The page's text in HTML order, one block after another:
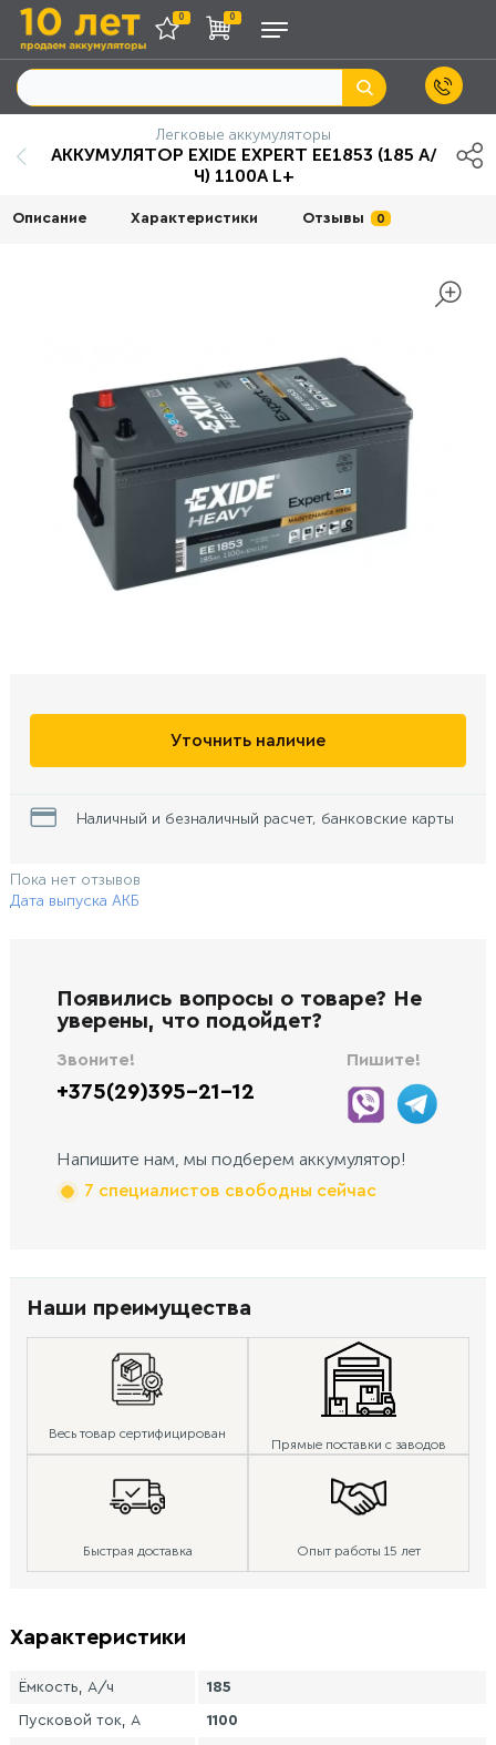
0 0
Легковые аккумуляторы
АККУМУЛЯТОР EXIDE EXPERT EE1853 (185 А/
Ч) 1100A L+
Описание Характеристики Отзывы 0
Уточнить наличие
Наличный и безналичный расчет, банковские карты
Пока нет отзывов
Дата выпуска АКБ
Появились вопросы о товаре? Не
уверены, что подойдет?
Звоните!
+375(29)395-21-12
Пишите!
Напишите нам, мы подберем аккумулятор!
7 специалистов свободны сейчас
Наши преимущества
Весь товар сертифицирован
Прямые поставки с заводов
Быстрая доставка Опыт работы 15 лет
Характеристики
Ёмкость, А/ч 185
Пусковой ток, А 1100